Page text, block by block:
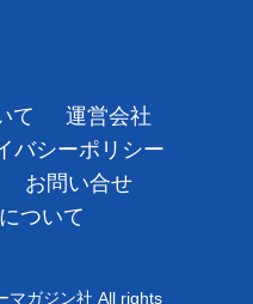
て
運営会社
バシーポリシー
お問い合せ
ついて
マガジン社 All rights